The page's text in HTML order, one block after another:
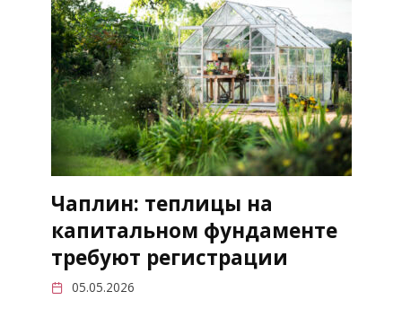
Чаплин: теплицы на
капитальном фундаменте
требуют регистрации
05.05.2026